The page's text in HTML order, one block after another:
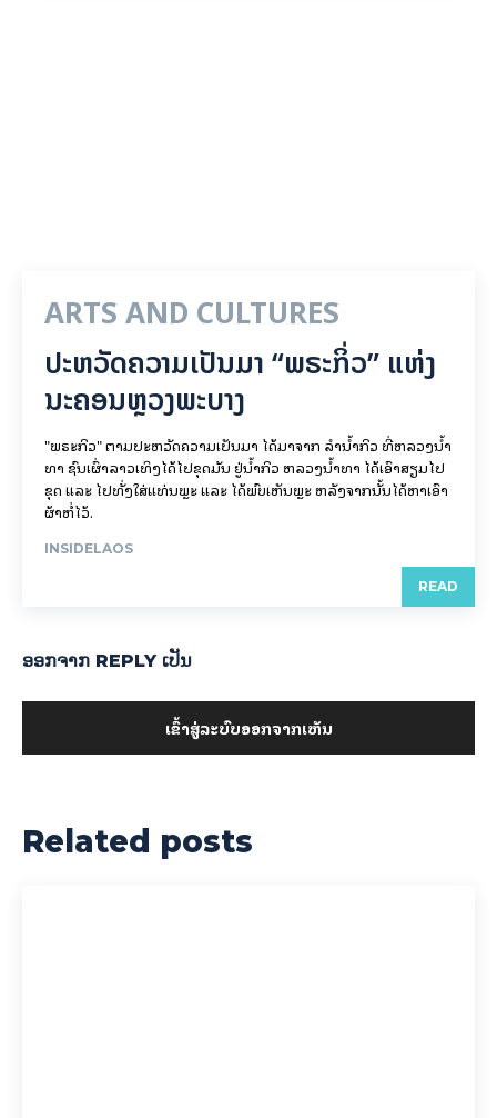
ARTS AND CULTURES
ປະຫວັດຄວາມເປັນມາ “ພຣະກິ່ວ” ແຫ່ງ
ນະຄອນຫຼວງພະບາງ
"ພຣະກິວ" ຕາມປະຫວັດຄວາມເປັນມາ ໄດ້ມາຈາກ ລຳນ້ຳກິວ ທີ່ຫລວງນ້ຳ
ທາ ຊົນເຜົ່າລາວເທິງໄດ້ໄປຂຸດມັນ ຢູ່ນ້ຳກິວ ຫລວງນ້ຳທາ ໄດ້ເອົາສຽມໄປ
ຂຸດ ແລະ ໄປທັ່ງໃສ່ແທ່ນພຼະ ແລະ ໄດ້ພົບເຫັນພຼະ ຫລັງຈາກນັ້ນໄດ້ຫາເອົາ
ຜ້າຫໍ່ໄວ້.
INSIDELAOS
READ
ອອກ​ຈາກ REPLY ເປັນ
ເຂົ້າ​ສູ່​ລະ​ບົບ​ອອກ​ຈາກ​ເຫັນ
Related posts